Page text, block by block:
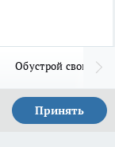
Обустрой свой дом
Принять